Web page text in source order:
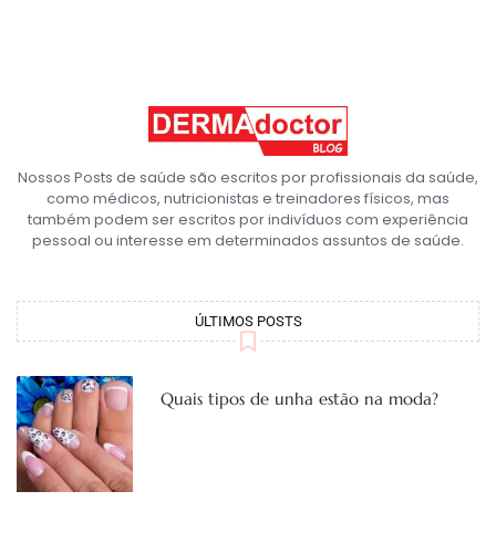
Nossos Posts de saúde são escritos por profissionais da saúde,
como médicos, nutricionistas e treinadores físicos, mas
também podem ser escritos por indivíduos com experiência
pessoal ou interesse em determinados assuntos de saúde.
ÚLTIMOS POSTS
Quais tipos de unha estão na moda?